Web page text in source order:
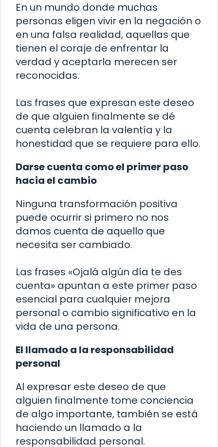
En un mundo donde muchas
personas eligen vivir en la negación o
en una falsa realidad, aquellas que
tienen el coraje de enfrentar la
verdad y aceptarla merecen ser
reconocidas.
Las frases que expresan este deseo
de que alguien finalmente se dé
cuenta celebran la valentía y la
honestidad que se requiere para ello.
Darse cuenta como el primer paso
hacia el cambio
Ninguna transformación positiva
puede ocurrir si primero no nos
damos cuenta de aquello que
necesita ser cambiado.
Las frases «Ojalá algún día te des
cuenta» apuntan a este primer paso
esencial para cualquier mejora
personal o cambio significativo en la
vida de una persona.
El llamado a la responsabilidad
personal
Al expresar este deseo de que
alguien finalmente tome conciencia
de algo importante, también se está
haciendo un llamado a la
responsabilidad personal.